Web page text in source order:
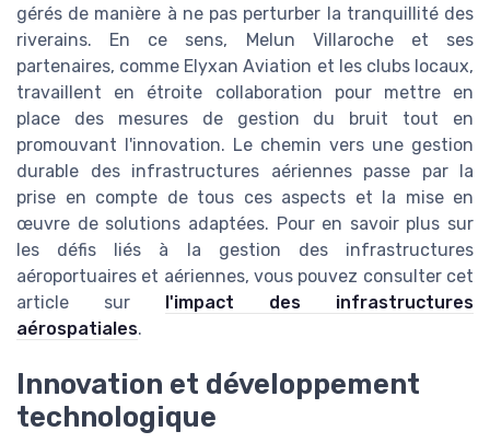
gérés de manière à ne pas perturber la tranquillité des
riverains. En ce sens, Melun Villaroche et ses
partenaires, comme Elyxan Aviation et les clubs locaux,
travaillent en étroite collaboration pour mettre en
place des mesures de gestion du bruit tout en
promouvant l'innovation. Le chemin vers une gestion
durable des infrastructures aériennes passe par la
prise en compte de tous ces aspects et la mise en
œuvre de solutions adaptées. Pour en savoir plus sur
les défis liés à la gestion des infrastructures
aéroportuaires et aériennes, vous pouvez consulter cet
article sur
l'impact des infrastructures
aérospatiales.
Innovation et développement
technologique